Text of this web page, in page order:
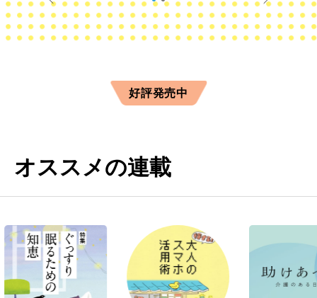
好評発売中
オススメの連載